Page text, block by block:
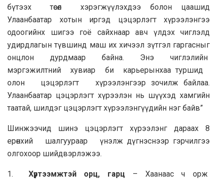
бүтээх төсөл хэрэгжүүлэхдээ болон цаашид
Улаанбаатар хотын иргэд цэцэрлэгт хүрээлэнгээ
одоогийнх шигээ гоё сайхнаар авч үлдэх чиглэлд
удирдлагын түвшинд маш их хичээл зүтгэл гаргасныг
онцлон дурдмаар байна. Энэ чиглэлийн
мэргэжилтний хувиар би карьерынхаа туршид
олон цэцэрлэгт хүрээлэнгээр зочилж байлаа.
Улаанбаатар цэцэрлэгт хүрээлэн нь шүүхэд хамгийн
таатай, шилдэг цэцэрлэгт хүрээлэнгүүдийн нэг байв”
Шинжээчид шинэ цэцэрлэгт хүрээлэнг дараах 8
ерөнхий шалгуураар үнэлж дүгнэснээр гэрчилгээ
олгохоор шийдвэрлэжээ.
1. Хүртээмжтэй орц, гарц – Хаанаас ч орж